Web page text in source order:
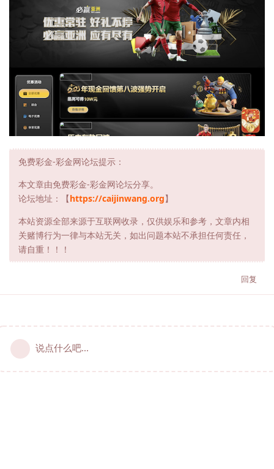
免费彩金-彩金网论坛提示：
本文章由免费彩金-彩金网论坛分享。
论坛地址：【https://caijinwang.org】
本站资源全部来源于互联网收录，仅供娱乐和参考，文章内相
关赌博行为一律与本站无关，如出问题本站不承担任何责任，
请自重！！！
回复
说点什么吧...